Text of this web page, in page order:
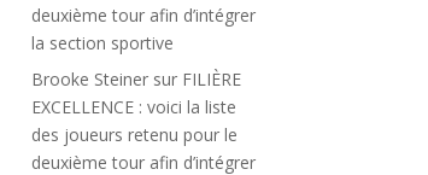
deuxième tour afin d’intégrer
la section sportive
Brooke Steiner sur FILIÈRE
EXCELLENCE : voici la liste
des joueurs retenu pour le
deuxième tour afin d’intégrer